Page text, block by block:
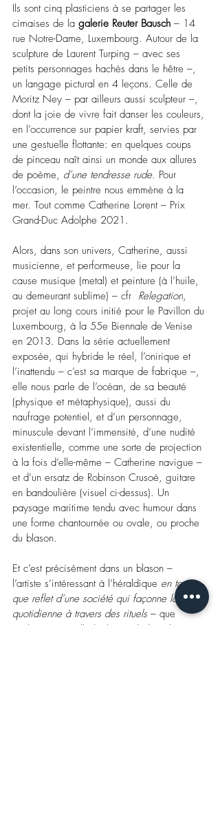
Ils sont cinq plasticiens à se partager les
cimaises de la galerie Reuter Bausch – 14
rue Notre-Dame, Luxembourg. Autour de la
sculpture de Laurent Turping – avec ses
petits personnages hachés dans le hêtre –,
un langage pictural en 4 leçons. Celle de
Moritz Ney – par ailleurs aussi sculpteur –,
dont la joie de vivre fait danser les couleurs,
en l’occurrence sur papier kraft, servies par
une gestuelle flottante: en quelques coups
de pinceau naît ainsi un monde aux allures
de poème, d’une tendresse rude. Pour
l’occasion, le peintre nous emmène à la
mer. Tout comme Catherine Lorent – Prix
Grand-Duc Adolphe 2021.
Alors, dans son univers, Catherine, aussi
musicienne, et performeuse, lie pour la
cause musique (metal) et peinture (à l’huile,
au demeurant sublime) – cfr Relegation,
projet au long cours initié pour le Pavillon du
Luxembourg, à la 55e Biennale de Venise
en 2013. Dans la série actuellement
exposée, qui hybride le réel, l’onirique et
l’inattendu – c’est sa marque de fabrique –,
elle nous parle de l’océan, de sa beauté
(physique et métaphysique), aussi du
naufrage potentiel, et d’un personnage,
minuscule devant l’immensité, d’une nudité
existentielle, comme une sorte de projection
à la fois d’elle-même – Catherine navigue –
et d’un ersatz de Robinson Crusoé, guitare
en bandoulière (visuel ci-dessus). Un
paysage maritime tendu avec humour dans
une forme chantournée ou ovale, ou proche
du blason.
Et c’est précisément dans un blason –
l’artiste s’intéressant à l’héraldique en tant
que reflet d’une société qui façonne la vie
quotidienne à travers des rituels – que
Catherine travaille le thème de la toile